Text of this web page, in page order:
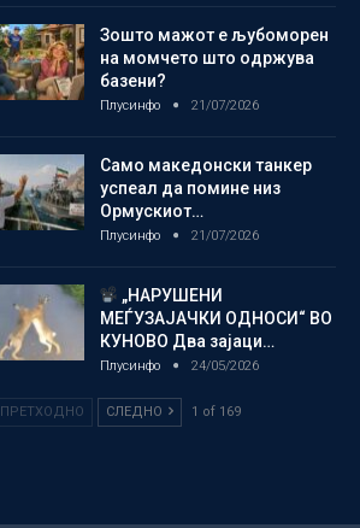
Зошто мажот е љубоморен
на момчето што одржува
базени?
Плусинфо 21/07/2026
Само македонски танкер
успеал да помине низ
Ормускиот…
Плусинфо 21/07/2026
„НАРУШЕНИ
МЕЃУЗАЈАЧКИ ОДНОСИ“ ВО
КУНОВО Два зајаци…
Плусинфо 24/05/2026
ПРЕТХОДНО СЛЕДНО 1 of 169